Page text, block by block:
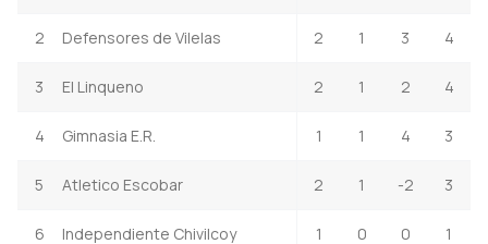
2 Defensores de Vilelas 2 1 3 4
3 El Linqueno 2 1 2 4
4 Gimnasia E.R. 1 1 4 3
5 Atletico Escobar 2 1 -2 3
6 Independiente Chivilcoy 1 0 0 1